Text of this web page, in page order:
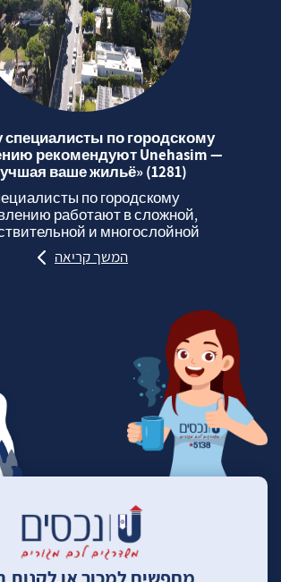
по городскому
рекомендуют Unehasim —
ваше жильё» (1281)
по городскому
работают в сложной,
и многослойной...
המשך קריאה